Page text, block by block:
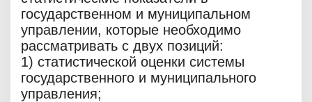
государственном и муниципальном
управлении, которые необходимо
рассматривать с двух позиций:
1) статистической оценки системы
государственного и муниципального
управления;